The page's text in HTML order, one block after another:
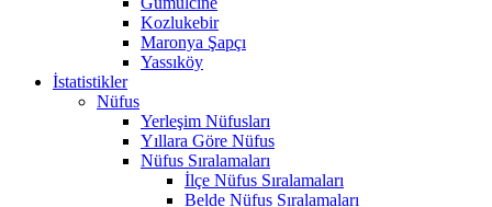
Kozlukebir
Maronya Şapçı
Yassıköy
İstatistikler
Nüfus
Yerleşim Nüfusları
Yıllara Göre Nüfus
Nüfus Sıralamaları
İlçe Nüfus Sıralamaları
Belde Nüfus Sıralamaları